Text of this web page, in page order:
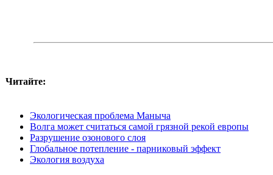
Читайте:
Экологическая проблема Маныча
Волга может считаться самой грязной рекой европы
Разрушение озонового слоя
Глобальное потепление - парниковый эффект
Экология воздуха